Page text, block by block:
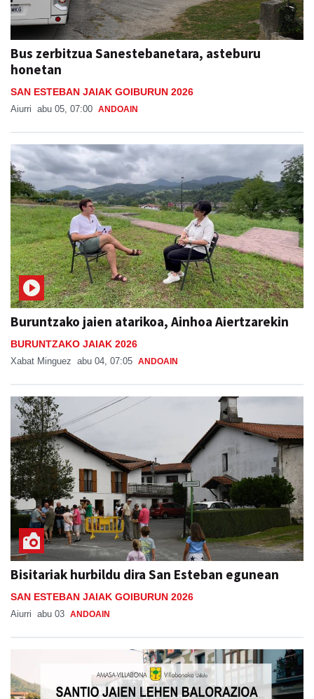
Bus zerbitzua Sanestebanetara, asteburu
honetan
SAN ESTEBAN JAIAK GOIBURUN 2026
Aiurri abu 05, 07:00 ANDOAIN
Buruntzako jaien atarikoa, Ainhoa Aiertzarekin
BURUNTZAKO JAIAK 2026
Xabat Minguez abu 04, 07:05 ANDOAIN
Bisitariak hurbildu dira San Esteban egunean
SAN ESTEBAN JAIAK GOIBURUN 2026
Aiurri abu 03 ANDOAIN